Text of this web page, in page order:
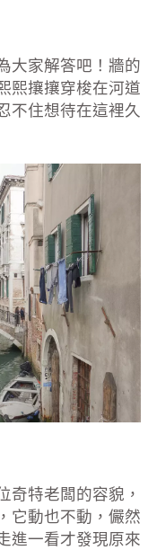
大家解答吧！牆的
熙攘攘穿梭在河道
不住想待在這裡久
奇特老闆的容貌，
它動也不動，儼然
進一看才發現原來